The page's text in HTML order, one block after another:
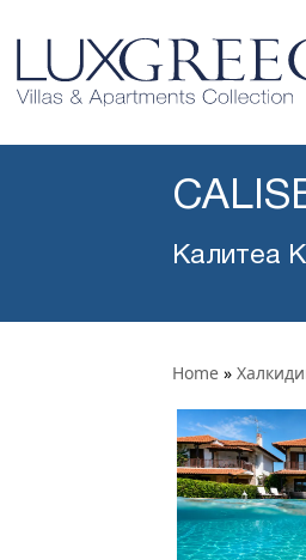
Калитеа
Home »